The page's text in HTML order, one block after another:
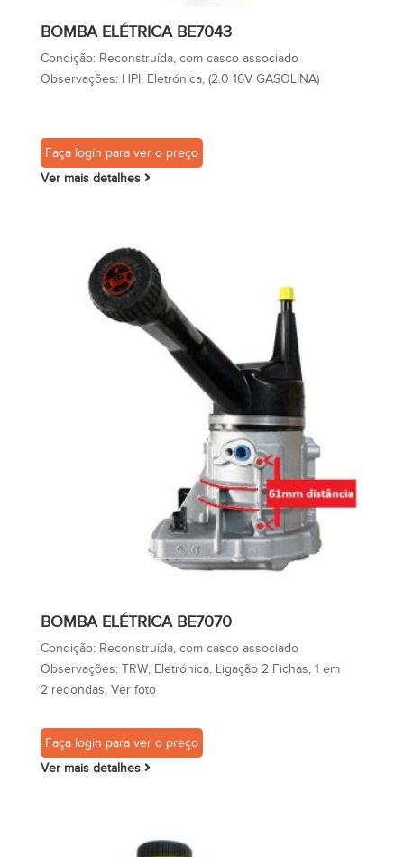
BOMBA ELÉTRICA BE7043
Condição: Reconstruída, com casco associado
Observações: HPI, Eletrónica, (2.0 16V GASOLINA)
Faça login para ver o preço
Ver mais detalhes
BOMBA ELÉTRICA BE7070
Condição: Reconstruída, com casco associado
Observações: TRW, Eletrónica, Ligação 2 Fichas, 1 em
2 redondas, Ver foto
Faça login para ver o preço
Ver mais detalhes